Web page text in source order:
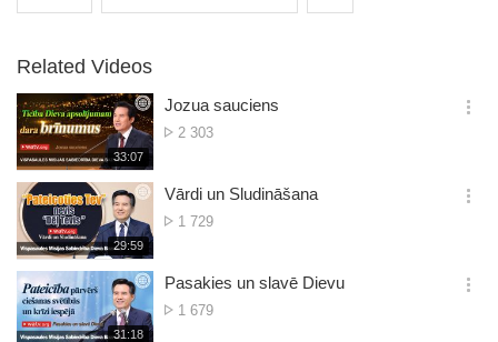
Related Videos
재
생
시
간
33:07
Jozua sauciens
No.
2 303
옵
기
재
생
시
간
29:59
Vārdi un Sludināšana
No.
1 729
옵
기
재
31:18
Pasakies un slavē Dievu
No.
1 679
옵